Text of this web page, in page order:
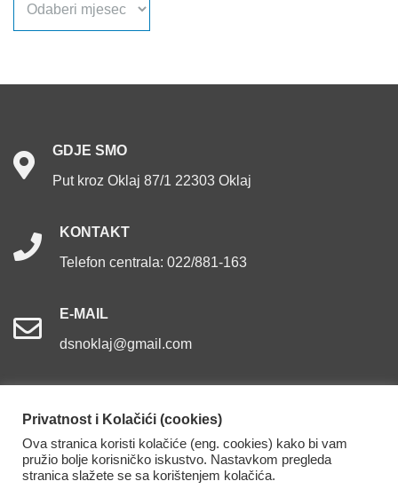
GDJE SMO
Put kroz Oklaj 87/1 22303 Oklaj
KONTAKT
Telefon centrala: 022/881-163
E-MAIL
dsnoklaj@gmail.com
Dom za starije osobe Oklaj. Sva prava pridržana.
Izjava o pristupačnosti
Privatnost i Kolačići (cookies)
Ova stranica koristi kolačiće (eng. cookies) kako bi vam
pružio bolje korisničko iskustvo. Nastavkom pregleda
stranica slažete se sa korištenjem kolačića.